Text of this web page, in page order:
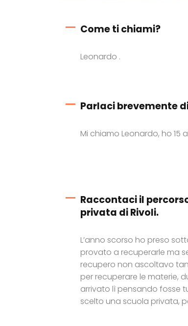
Come ti chiami?
Leonardo .
Parlaci brevemente
Mi chiamo Leonardo, ho 15
Raccontaci il
privata di Rivoli.
L’anno scorso ho preso
provato a recuperarle ma
recupero non ascoltavo
per recuperare le materie,
arrivato lì pensando fosse
scelto una scuola privata,